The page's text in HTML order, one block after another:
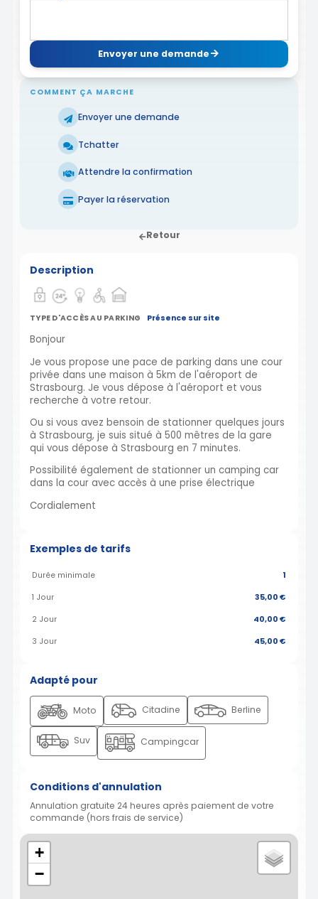
Envoyer une demande
COMMENT ÇA MARCHE
Envoyer une demande
Tchatter
Attendre la confirmation
Payer la réservation
Retour
Description
TYPE D'ACCÈS AU PARKING Présence sur site
Bonjour
Je vous propose une pace de parking dans une cour
privée dans une maison à 5km de l'aéroport de
Strasbourg. Je vous dépose à l'aéroport et vous
recherche à votre retour.
Ou si vous avez bensoin de stationner quelques jours
à Strasbourg, je suis situé à 500 mêtres de la gare
qui vous dépose à Strasbourg en 7 minutes.
Possibilité également de stationner un camping car
dans la cour avec accès à une prise électrique
Cordialement
Exemples de tarifs
Durée minimale 1
1 Jour 35,00 €
2 Jour 40,00 €
3 Jour 45,00 €
Adapté pour
Moto Citadine Berline
Suv Campingcar
Conditions d'annulation
Annulation gratuite 24 heures après paiement de votre
commande (hors frais de service)
+
−